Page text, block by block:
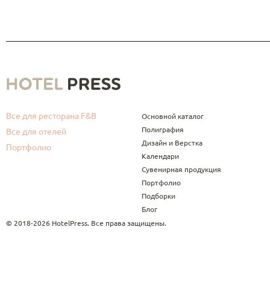
Все для ресторана F&B
Все для отелей
Портфолио
Основной каталог
Полиграфия
Дизайн и Верстка
Календари
Сувенирная продукция
Портфолио
Подборки
Блог
© 2018-2026 HotelPress. Все права защищены.